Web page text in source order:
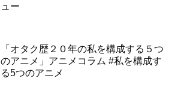
ュー
「オタク歴２０年の私を構成する５つ
のアニメ」アニメコラム #私を構成す
る5つのアニメ